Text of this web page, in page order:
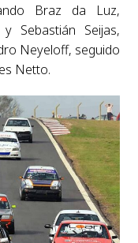
Braz da Luz,
Sebastián Seijas,
Neyeloff, seguido
Netto.